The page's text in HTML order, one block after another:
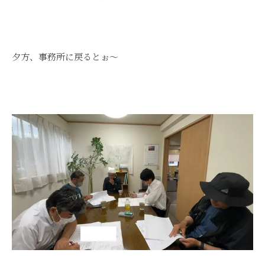
夕方、事務所に戻るとぉ～